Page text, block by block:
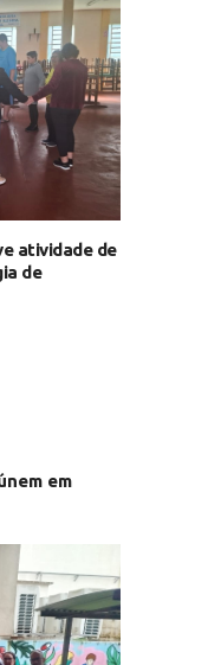
atividade de
de
em